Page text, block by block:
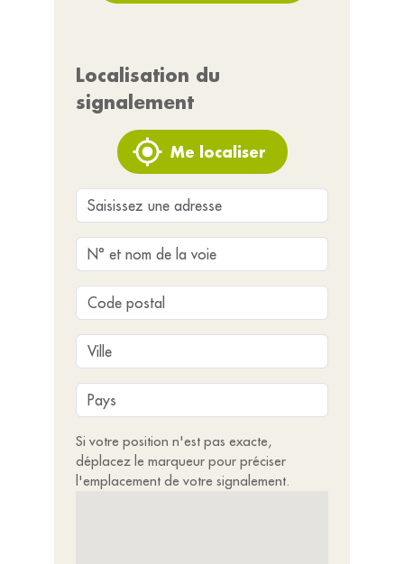
Localisation du
signalement
Me localiser
Si votre position n'est pas exacte,
déplacez le marqueur pour préciser
l'emplacement de votre signalement.